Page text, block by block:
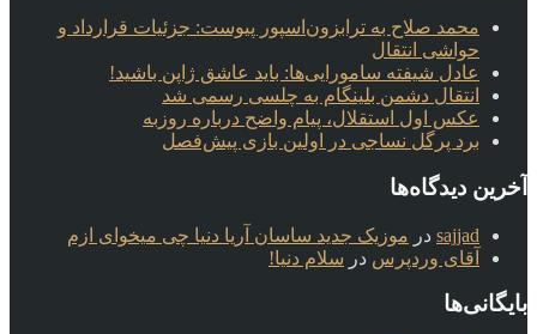
محمد صلاح به ترابزون‌اسپور پیوست: جزئیات قرارداد و
حواشی انتقال
عادل شیفته سامورایی‌ها: باید عاشق ژاپن باشید!
انتقال دشمن بلینگام به چلسی رسمی شد
عکس اول استقلال، پیام واضح درباره روزبه
برد پرگل نساجی در اولین بازی پیش‌فصل
آخرین دیدگاه‌ها
sajjad در موزیک جدید ساسان آریا دنیا چی میخوای ازم
آقای وردپرس در سلام دنیا!
بایگانی‌ها